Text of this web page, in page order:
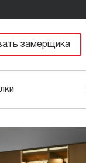
замерщика